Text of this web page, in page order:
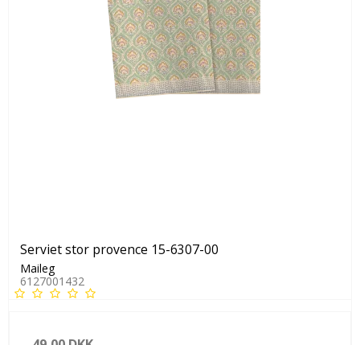
Serviet stor provence 15-6307-00
Maileg
6127001432